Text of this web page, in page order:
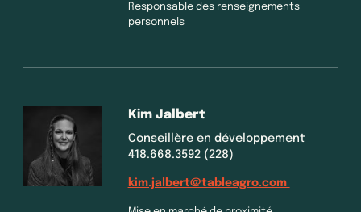
Responsable des renseignements
personnels
Kim Jalbert
Conseillère en développement
418.668.3592 (228)
kim.jalbert@tableagro.com